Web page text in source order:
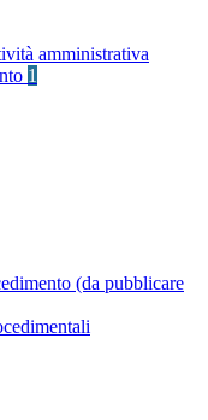
amministrativa
1
(da pubblicare